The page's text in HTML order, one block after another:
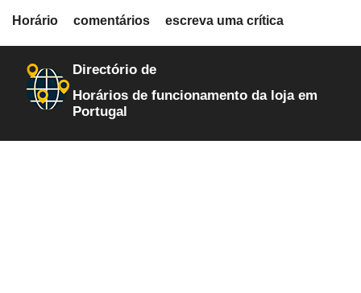
loja-de-artigos-para-reforma
Directório de
Horários de funcionamento da loja em
Portugal
Horário comentários escreva uma crítica